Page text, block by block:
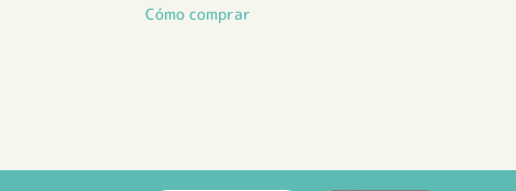
Cómo comprar